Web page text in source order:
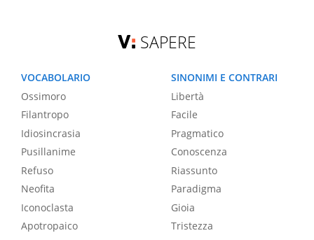
SAPERE
VOCABOLARIO
Ossimoro
Filantropo
Idiosincrasia
Pusillanime
Refuso
Neofita
Iconoclasta
Apotropaico
SINONIMI E CONTRARI
Libertà
Facile
Pragmatico
Conoscenza
Riassunto
Paradigma
Gioia
Tristezza